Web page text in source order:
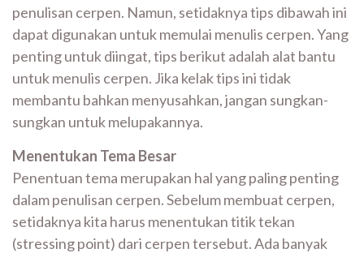
penulisan cerpen. Namun, setidaknya tips dibawah ini
dapat digunakan untuk memulai menulis cerpen. Yang
penting untuk diingat, tips berikut adalah alat bantu
untuk menulis cerpen. Jika kelak tips ini tidak
membantu bahkan menyusahkan, jangan sungkan-
sungkan untuk melupakannya.
Menentukan Tema Besar
Penentuan tema merupakan hal yang paling penting
dalam penulisan cerpen. Sebelum membuat cerpen,
setidaknya kita harus menentukan titik tekan
(stressing point) dari cerpen tersebut. Ada banyak